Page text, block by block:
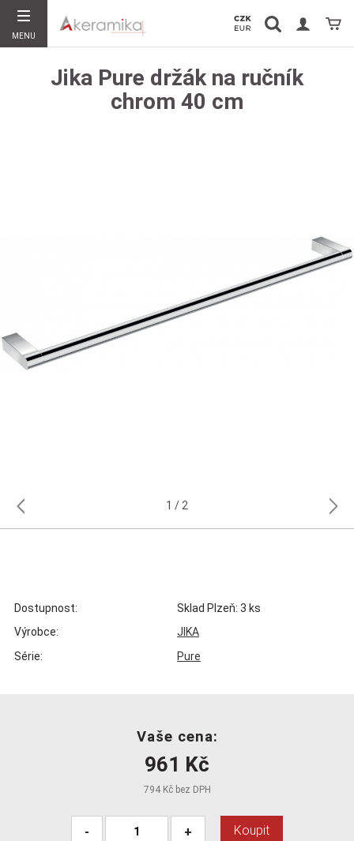
MENU
Vyhledávání Košík
Jika Pure držák na ručník
chrom 40 cm
1 2
Dostupnost:
Sklad Plzeň: 3 ks
Výrobce:
JIKA
Série:
Pure
Vaše cena:
961 Kč
794 Kč bez DPH
- + Koupit